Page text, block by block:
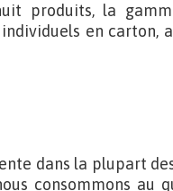
produits, la
en
dans la plupart
consommons au